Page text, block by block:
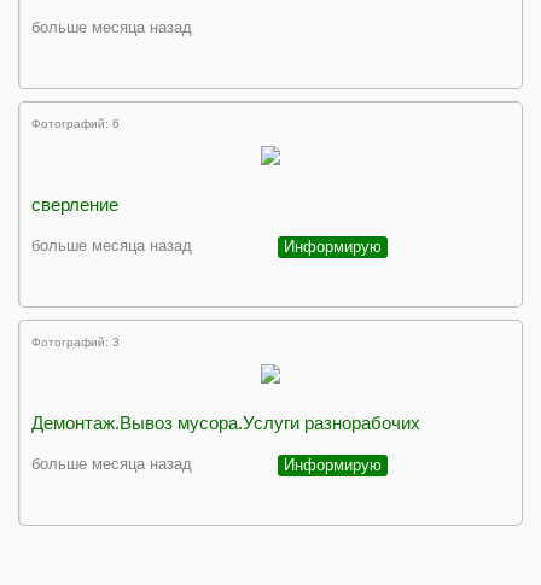
больше месяца назад
Фотографий: 6
сверление
больше месяца назад Информирую
Фотографий: 3
Демонтаж.Вывоз мусора.Услуги разнорабочих
больше месяца назад Информирую